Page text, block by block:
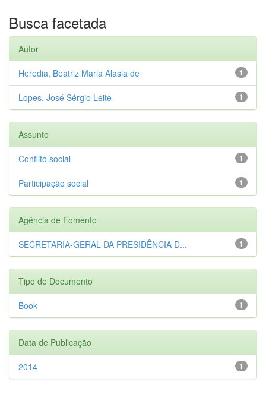
Busca facetada
Autor
1
Heredia, Beatriz Maria Alasia de
1
Lopes, José Sérgio Leite
Assunto
1
Conflito social
1
Participação social
Agência de Fomento
1
SECRETARIA-GERAL DA PRESIDÊNCIA D...
Tipo de Documento
1
Book
Data de Publicação
1
2014